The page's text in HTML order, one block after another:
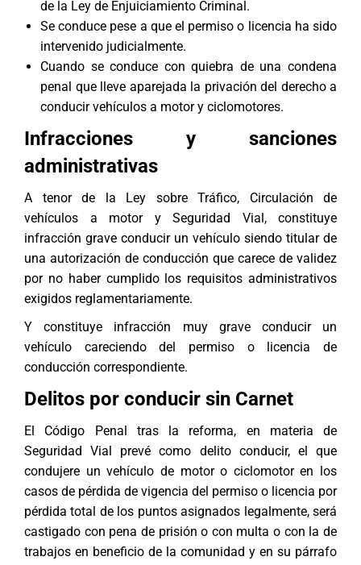
de la Ley de Enjuiciamiento Criminal.
Se conduce pese a que el permiso o licencia ha sido
intervenido judicialmente.
Cuando se conduce con quiebra de una condena
penal que lleve aparejada la privación del derecho a
conducir vehículos a motor y ciclomotores.
Infracciones y sanciones
administrativas
A tenor de la Ley sobre Tráfico, Circulación de
vehículos a motor y Seguridad Vial, constituye
infracción grave conducir un vehículo siendo titular de
una autorización de conducción que carece de validez
por no haber cumplido los requisitos administrativos
exigidos reglamentariamente.
Y constituye infracción muy grave conducir un
vehículo careciendo del permiso o licencia de
conducción correspondiente.
Delitos por conducir sin Carnet
El Código Penal tras la reforma, en materia de
Seguridad Vial prevé como delito conducir, el que
condujere un vehículo de motor o ciclomotor en los
casos de pérdida de vigencia del permiso o licencia por
pérdida total de los puntos asignados legalmente, será
castigado con pena de prisión o con multa o con la de
trabajos en beneficio de la comunidad y en su párrafo